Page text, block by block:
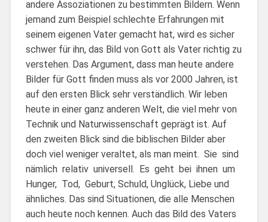
andere Assoziationen zu bestimmten Bildern. Wenn
jemand zum Beispiel schlechte Erfahrungen mit
seinem eigenen Vater gemacht hat, wird es sicher
schwer für ihn, das Bild von Gott als Vater richtig zu
verstehen. Das Argument, dass man heute andere
Bilder für Gott finden muss als vor 2000 Jahren, ist
auf den ersten Blick sehr verständlich. Wir leben
heute in einer ganz anderen Welt, die viel mehr von
Technik und Naturwissenschaft geprägt ist. Auf
den zweiten Blick sind die biblischen Bilder aber
doch viel weniger veraltet, als man meint. Sie sind
nämlich relativ universell. Es geht bei ihnen um
Hunger, Tod, Geburt, Schuld, Unglück, Liebe und
ähnliches. Das sind Situationen, die alle Menschen
auch heute noch kennen. Auch das Bild des Vaters